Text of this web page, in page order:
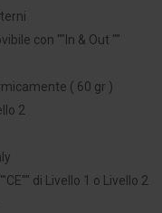
con ""In & Out ""
( 60 gr )
2
di Livello 1 o Livello 2